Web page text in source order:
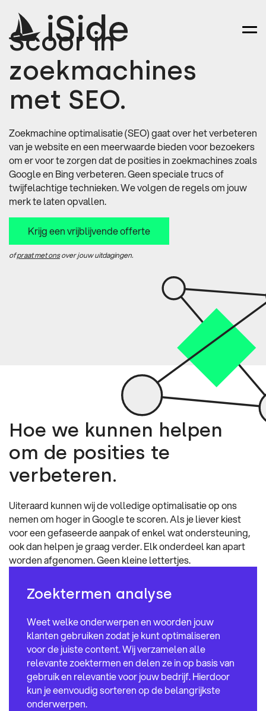
Scoor in
zoekmachines
met SEO.
Zoekmachine optimalisatie (SEO) gaat over het verbeteren
van je website en een meerwaarde bieden voor bezoekers
om er voor te zorgen dat de posities in zoekmachines zoals
Google en Bing verbeteren. Geen speciale trucs of
twijfelachtige technieken. We volgen de regels om jouw
merk te laten opvallen.
Krijg een vrijblijvende offerte
ofpraat met onsover jouw uitdagingen.
Hoe we kunnen helpen
om de posities te
verbeteren.
Uiteraard kunnen wij de volledige optimalisatie op ons
nemen om hoger in Google te scoren. Als je liever kiest
voor een gefaseerde aanpak of enkel wat ondersteuning,
ook dan helpen je graag verder. Elk onderdeel kan apart
worden afgenomen. Geen kleine lettertjes.
Zoektermen analyse
Weet welke onderwerpen en woorden jouw
klanten gebruiken zodat je kunt optimaliseren
voor de juiste content. Wij verzamelen alle
relevante zoektermen en delen ze in op basis van
gebruik en relevantie voor jouw bedrijf. Hierdoor
kun je eenvoudig sorteren op de belangrijkste
onderwerpen.